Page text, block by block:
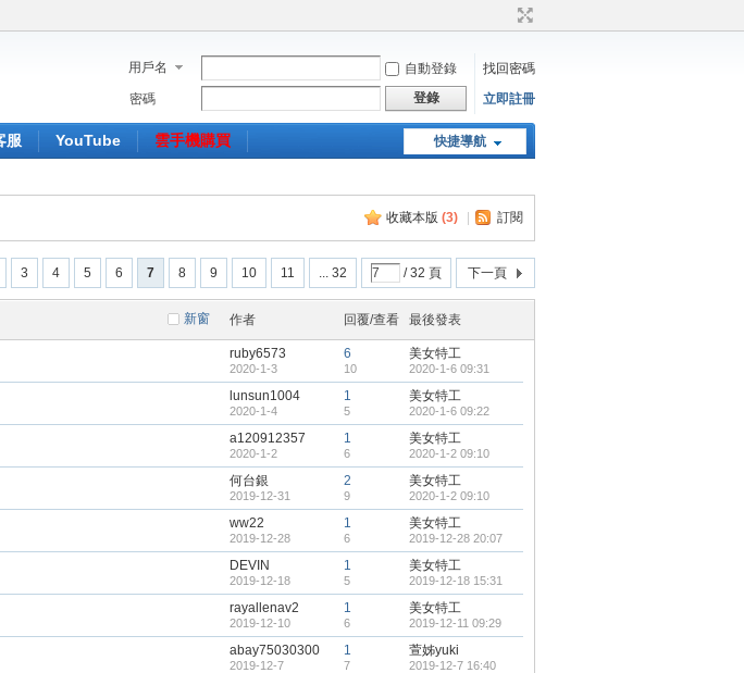
用戶名 自動登錄
找回密碼
密碼
登錄 立即註冊
快捷導航
服 YouTube
雲手機購買
收藏本版 (3) 訂閱
3 4 5 6 7 8 9 10 11 ... 32 / 32 頁 下一頁
新窗 作者 回覆/查看 最後發表
ruby6573
2020-1-3
6
10
美女特工
2020-1-6 09:31
lunsun1004
2020-1-4
1
5
美女特工
2020-1-6 09:22
a120912357
2020-1-2
1
6
美女特工
2020-1-2 09:10
何台銀
2019-12-31
2
9
美女特工
2020-1-2 09:10
ww22
2019-12-28
1
6
美女特工
2019-12-28 20:07
DEVIN
2019-12-18
1
5
美女特工
2019-12-18 15:31
rayallenav2
2019-12-10
1
6
美女特工
2019-12-11 09:29
abay75030300
2019-12-7
1
7
萱姊yuki
2019-12-7 16:40